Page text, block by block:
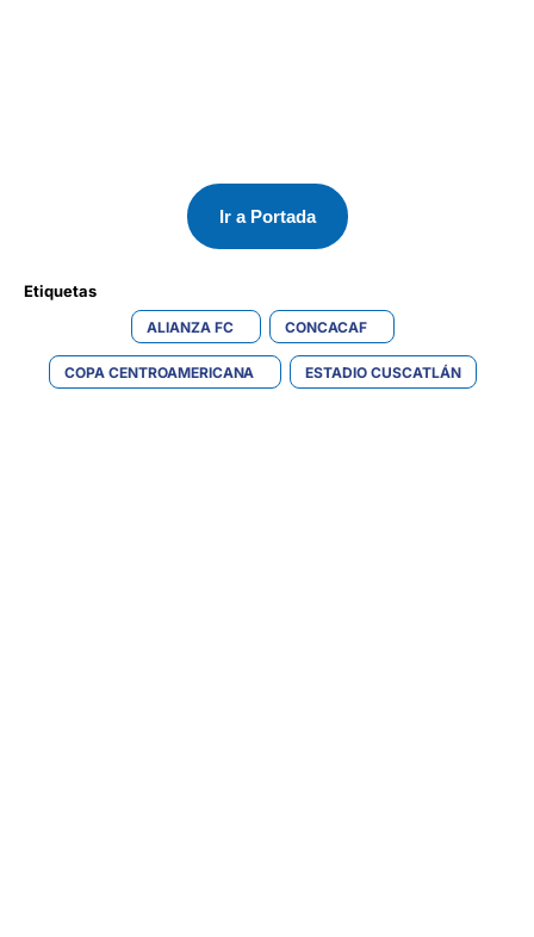
Ir a Portada
Etiquetas
ALIANZA FC CONCACAF
COPA CENTROAMERICANA ESTADIO CUSCATLÁN